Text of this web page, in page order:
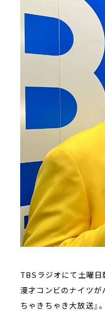
TBSラジオにて土曜日
漫才コンビのナイツが
ちゃきちゃき大放送』。